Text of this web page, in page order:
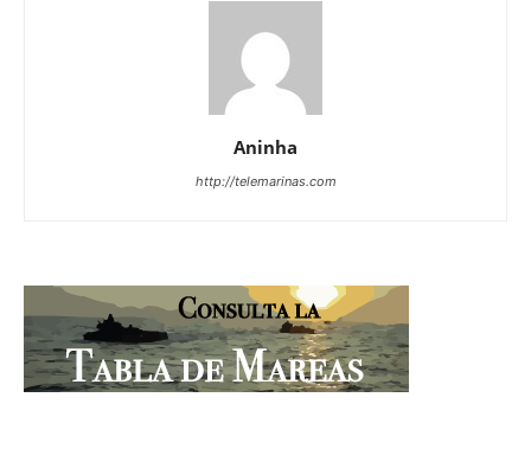
Aninha
http://telemarinas.com